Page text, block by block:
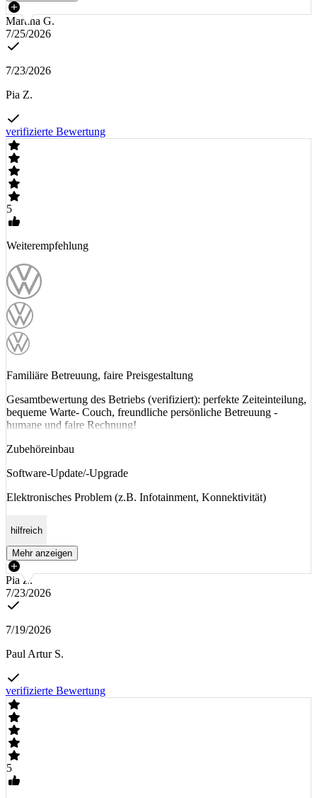
Martina G.
7/25/2026
7/23/2026
Pia Z.
verifizierte Bewertung
5
Weiterempfehlung
Familiäre Betreuung, faire Preisgestaltung
Gesamtbewertung des Betriebs (verifiziert): perfekte Zeiteinteilung,
bequeme Warte- Couch, freundliche persönliche Betreuung -
humane und faire Rechnung!
Zubehöreinbau
Software-Update/-Upgrade
Elektronisches Problem (z.B. Infotainment, Konnektivität)
hilfreich
Mehr anzeigen
Pia Z.
7/23/2026
7/19/2026
Paul Artur S.
verifizierte Bewertung
5